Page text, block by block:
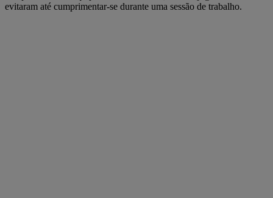
evitaram até cumprimentar-se durante uma sessão de trabalho.